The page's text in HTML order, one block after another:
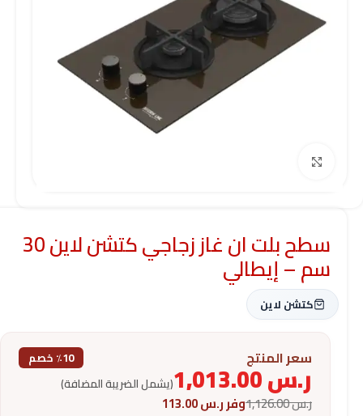
سطح بلت ان غاز زجاجي كتشن لاين 30
سم – إيطالي
كتشن لاين
سعر المنتج ٪10 خصم
ر.س (يشمل الضريبة المضافة)
ر.س1,126.00 وفرر.س